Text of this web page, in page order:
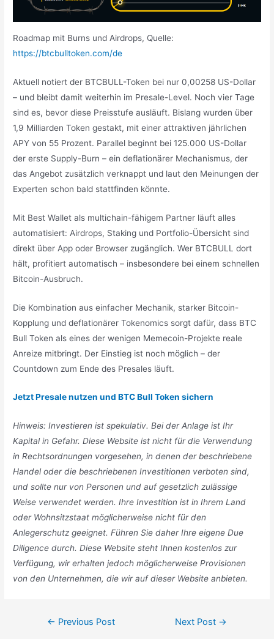
Roadmap mit Burns und Airdrops, Quelle:
https://btcbulltoken.com/de
Aktuell notiert der BTCBULL-Token bei nur 0,00258 US-Dollar
– und bleibt damit weiterhin im Presale-Level. Noch vier Tage
sind es, bevor diese Preisstufe ausläuft. Bislang wurden über
1,9 Milliarden Token gestakt, mit einer attraktiven jährlichen
APY von 55 Prozent. Parallel beginnt bei 125.000 US-Dollar
der erste Supply-Burn – ein deflationärer Mechanismus, der
das Angebot zusätzlich verknappt und laut den Meinungen der
Experten schon bald stattfinden könnte.
Mit Best Wallet als multichain-fähigem Partner läuft alles
automatisiert: Airdrops, Staking und Portfolio-Übersicht sind
direkt über App oder Browser zugänglich. Wer BTCBULL dort
hält, profitiert automatisch – insbesondere bei einem schnellen
Bitcoin-Ausbruch.
Die Kombination aus einfacher Mechanik, starker Bitcoin-
Kopplung und deflationärer Tokenomics sorgt dafür, dass BTC
Bull Token als eines der wenigen Memecoin-Projekte reale
Anreize mitbringt. Der Einstieg ist noch möglich – der
Countdown zum Ende des Presales läuft.
Jetzt Presale nutzen und BTC Bull Token sichern
Hinweis: Investieren ist spekulativ. Bei der Anlage ist Ihr
Kapital in Gefahr. Diese Website ist nicht für die Verwendung
in Rechtsordnungen vorgesehen, in denen der beschriebene
Handel oder die beschriebenen Investitionen verboten sind,
und sollte nur von Personen und auf gesetzlich zulässige
Weise verwendet werden. Ihre Investition ist in Ihrem Land
oder Wohnsitzstaat möglicherweise nicht für den
Anlegerschutz geeignet. Führen Sie daher Ihre eigene Due
Diligence durch. Diese Website steht Ihnen kostenlos zur
Verfügung, wir erhalten jedoch möglicherweise Provisionen
von den Unternehmen, die wir auf dieser Website anbieten.
Post← Previous Post Next Post →